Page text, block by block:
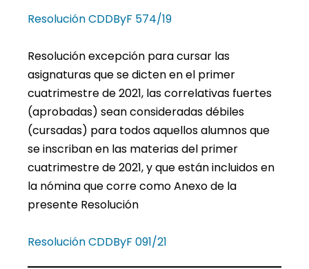
Resolución CDDByF 574/19
Resolución excepción para cursar las
asignaturas que se dicten en el primer
cuatrimestre de 2021, las correlativas fuertes
(aprobadas) sean consideradas débiles
(cursadas) para todos aquellos alumnos que
se inscriban en las materias del primer
cuatrimestre de 2021, y que están incluidos en
la nómina que corre como Anexo de la
presente Resolución
Resolución CDDByF 091/21